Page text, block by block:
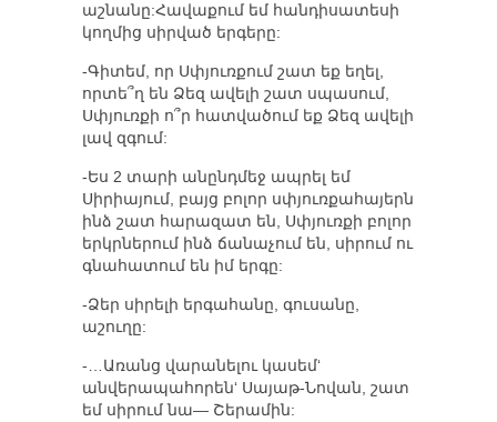
աշնանը:Հավաքում եմ հանդիսատեսի
կողմից սիրված երգերը:
-Գիտեմ, որ Սփյուռքում շատ եք եղել,
որտե՞ղ են Ձեզ ավելի շատ սպասում,
Սփյուռքի ո՞ր հատվածում եք Ձեզ ավելի
լավ զգում:
-Ես 2 տարի անընդմեջ ապրել եմ
Սիրիայում, բայց բոլոր սփյուռքահայերն
ինձ շատ հարազատ են, Սփյուռքի բոլոր
երկրներում ինձ ճանաչում են, սիրում ու
գնահատում են իմ երգը:
-Ձեր սիրելի երգահանը, գուսանը,
աշուղը:
-…Առանց վարանելու կասեմ‘
անվերապահորեն‘ Սայաթ-Նովան, շատ
եմ սիրում նա— Շերամին: